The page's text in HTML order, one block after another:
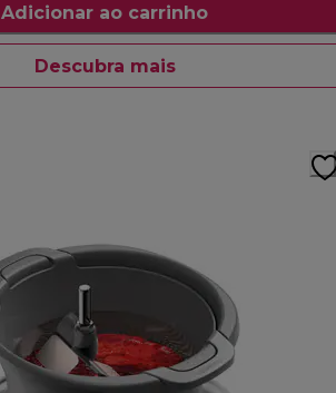
Adicionar ao carrinho
Descubra mais